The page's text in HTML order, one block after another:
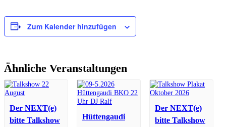
Zum Kalender hinzufügen
Ähnliche Veranstaltungen
Der NEXT(e)
bitte Talkshow
Hüttengaudi
Der NEXT(e)
bitte Talkshow